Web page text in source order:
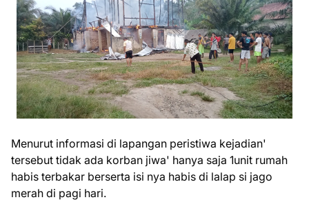
Menurut informasi di lapangan peristiwa kejadian'
tersebut tidak ada korban jiwa' hanya saja 1unit rumah
habis terbakar berserta isi nya habis di lalap si jago
merah di pagi hari.